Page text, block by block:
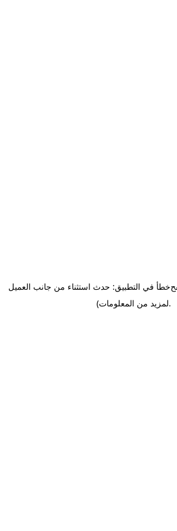
خطأ في التطبيق: حدث استثناء من جانب العميل
لمزيد من المعلومات).